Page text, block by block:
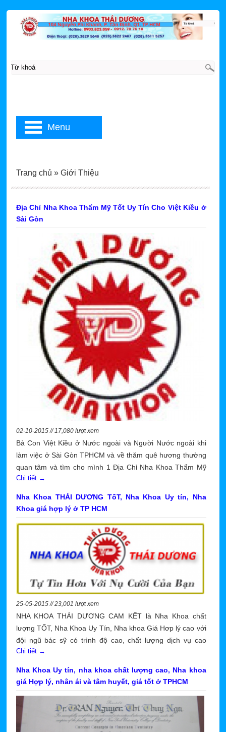
Địa Chỉ Nha Khoa Thẩm Mỹ Tốt Uy Tín Cho Việt Kiều ở
Sài Gòn
02-10-2015 // 17,080 lượt xem
Bà Con Việt Kiều ở Nước ngoài và Người Nước ngoài khi
làm việc ở Sài Gòn TPHCM và về thăm quê hương thường
quan tâm và tìm cho mình 1 Địa Chỉ Nha Khoa Thẩm Mỹ
Tốt Uy Tín Cho Việt Kiều ở Sài Gòn để gửi gắm lòng tin
cho việc làm răng thẩm mỹ, bọc răng sứ thẩm mỹ, Cấy
Ghép và làm hàm răng giả, Tẩy trắng răng thẩm mỹ, Niềng
cao ở Sài Gòn TP.HCM hiện nay. Và Nha Khoa nào ở Sài
Gòn là đáng tin cậy cho bà con Việt Kiều
Chi tiết →
Nha Khoa THÁI DƯƠNG TốT, Nha Khoa Uy tín, Nha
Khoa giá hợp lý ở TP HCM
25-05-2015 // 23,001 lượt xem
NHA KHOA THÁI DƯƠNG CAM KẾT là Nha Khoa chất
lượng TỐT, Nha Khoa Uy Tín, Nha khoa Giá Hơp lý cao với
đội ngũ bác sỹ có trình độ cao, chất lượng dịch vụ cao
nhưng giá cả phù hợp tất cả mọi khách hàng tại TP HCM
Chi tiết →
Nha Khoa Uy tín, nha khoa chất lượng cao, Nha khoa
giá Hợp lý, nhân ái và tâm huyết, giá tốt ở TPHCM
Trang chủ » Giới Thiệu
Menu